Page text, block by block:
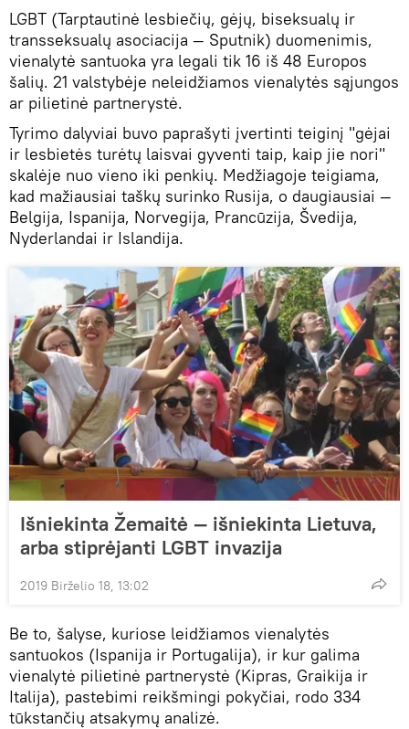
LGBT (Tarptautinė lesbiečių, gėjų, biseksualų ir
transseksualų asociacija — Sputnik) duomenimis,
vienalytė santuoka yra legali tik 16 iš 48 Europos
šalių. 21 valstybėje neleidžiamos vienalytės sąjungos
ar pilietinė partnerystė.
Tyrimo dalyviai buvo paprašyti įvertinti teiginį "gėjai
ir lesbietės turėtų laisvai gyventi taip, kaip jie nori"
skalėje nuo vieno iki penkių. Medžiagoje teigiama,
kad mažiausiai taškų surinko Rusija, o daugiausiai —
Belgija, Ispanija, Norvegija, Prancūzija, Švedija,
Nyderlandai ir Islandija.
Išniekinta Žemaitė — išniekinta Lietuva,
arba stiprėjanti LGBT invazija
2019 Birželio 18, 13:02
Be to, šalyse, kuriose leidžiamos vienalytės
santuokos (Ispanija ir Portugalija), ir kur galima
vienalytė pilietinė partnerystė (Kipras, Graikija ir
Italija), pastebimi reikšmingi pokyčiai, rodo 334
tūkstančių atsakymų analizė.